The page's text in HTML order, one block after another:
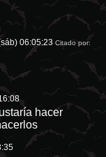
06:05:23 Citado por:
hacer